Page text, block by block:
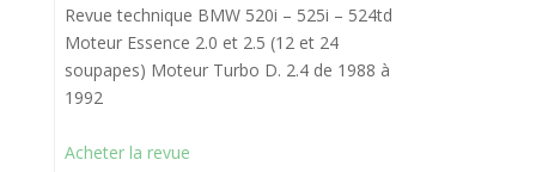
Revue technique BMW 520i – 525i – 524td
Moteur Essence 2.0 et 2.5 (12 et 24
soupapes) Moteur Turbo D. 2.4 de 1988 à
1992
Acheter la revue